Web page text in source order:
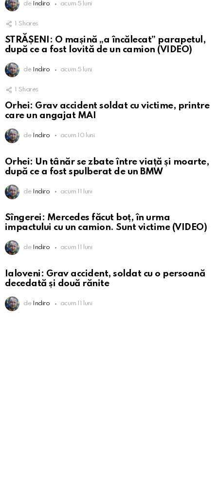
de Indiro acum 5 luni
Shares
STRĂȘENI: O mașină „a încălecat” parapetul,
după ce a fost lovită de un camion (VIDEO)
de Indiro acum 5 luni
Shares
Orhei: Grav accident soldat cu victime, printre
care un angajat MAI
de Indiro acum 10 luni
Orhei: Un tânăr se zbate între viață și moarte,
după ce a fost spulberat de un BMW
de Indiro acum 11 luni
Sîngerei: Mercedes făcut boț, în urma
impactului cu un camion. Sunt victime (VIDEO)
de Indiro acum 11 luni
Ialoveni: Grav accident, soldat cu o persoană
decedată și două rănite
de Indiro acum 11 luni